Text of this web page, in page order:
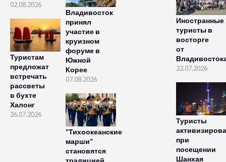
02.08.2026
Туристам
предложат
встречать
рассветы
в бухте
Халонг
26.07.2026
Владивосток
принял
участие в
круизном
форуме в
Южной
Корее
07.08.2026
“Тихоокеанские
марши”
становятся
традицией
Иностранные
туристы в
восторге
от
22.07.2026
Туристы
при
посещении
Шанхая